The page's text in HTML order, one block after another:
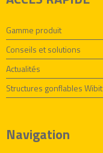
Gamme produit
Conseils et solutions
Actualités
Structures gonflables Wibit
Navigation